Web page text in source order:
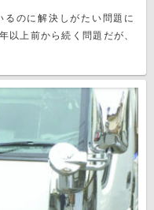
のに解決しがたい問題に
以上前から続く問題だが、